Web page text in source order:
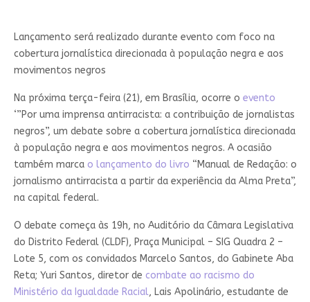
Lançamento será realizado durante evento com foco na
cobertura jornalística direcionada à população negra e aos
movimentos negros
Na próxima terça-feira (21), em Brasília, ocorre o evento
‘”Por uma imprensa antirracista: a contribuição de jornalistas
negros”, um debate sobre a cobertura jornalística direcionada
à população negra e aos movimentos negros. A ocasião
também marca o lançamento do livro “Manual de Redação: o
jornalismo antirracista a partir da experiência da Alma Preta”,
na capital federal.
O debate começa às 19h, no Auditório da Câmara Legislativa
do Distrito Federal (CLDF), Praça Municipal – SIG Quadra 2 –
Lote 5, com os convidados Marcelo Santos, do Gabinete Aba
Reta; Yuri Santos, diretor de combate ao racismo do
Ministério da Igualdade Racial, Lais Apolinário, estudante de